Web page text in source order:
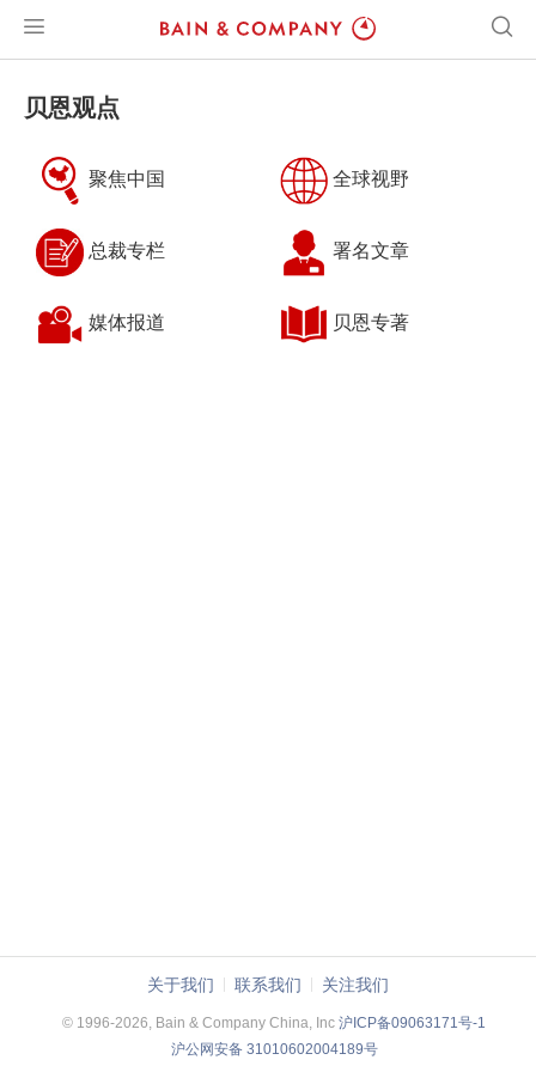
贝恩观点
聚焦中国 全球视野
总裁专栏 署名文章
媒体报道 贝恩专著
关于我们 联系我们 关注我们
© 1996-2026, Bain & Company China, Inc沪ICP备09063171号-1
沪公网安备 31010602004189号